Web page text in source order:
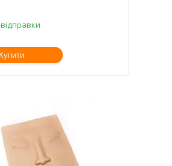
Купити